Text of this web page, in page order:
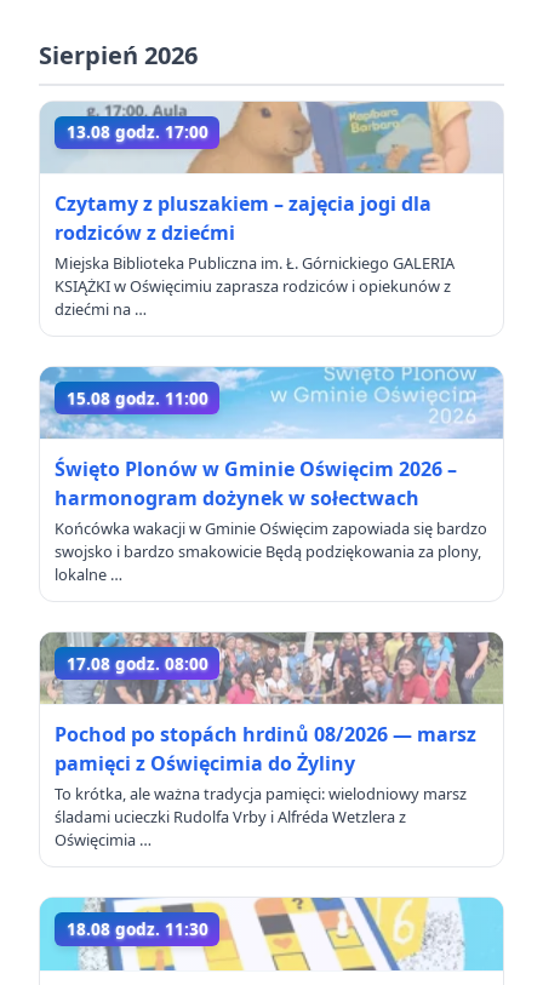
Sierpień 2026
13.08 godz. 17:00
Czytamy z pluszakiem – zajęcia jogi dla
rodziców z dziećmi
Miejska Biblioteka Publiczna im. Ł. Górnickiego GALERIA
KSIĄŻKI w Oświęcimiu zaprasza rodziców i opiekunów z
dziećmi na …
15.08 godz. 11:00
Święto Plonów w Gminie Oświęcim 2026 –
harmonogram dożynek w sołectwach
Końcówka wakacji w Gminie Oświęcim zapowiada się bardzo
swojsko i bardzo smakowicie Będą podziękowania za plony,
lokalne …
17.08 godz. 08:00
Pochod po stopách hrdinů 08/2026 — marsz
pamięci z Oświęcimia do Żyliny
To krótka, ale ważna tradycja pamięci: wielodniowy marsz
śladami ucieczki Rudolfa Vrby i Alfréda Wetzlera z
Oświęcimia …
18.08 godz. 11:30